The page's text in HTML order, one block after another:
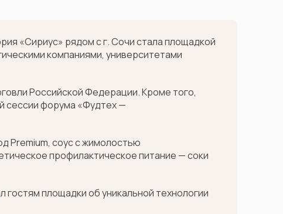
«Сириус» рядом с г. Сочи стала площадкой
компаниями, университетами
Российской Федерации. Кроме того,
сессии форума «Фудтех —
Premium, соус с жимолостью
профилактическое питание — соки
площадки об уникальной технологии